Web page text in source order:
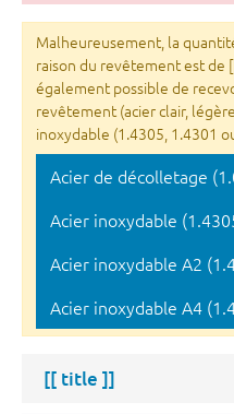
Malheureusement, la
raison du revêtement est de
également possible de
revêtement (acier clair,
inoxydable (1.4305, 1.4301
Acier de décolletage
Acier inoxydable
Acier inoxydable A2
Acier inoxydable A4
[[ title ]]